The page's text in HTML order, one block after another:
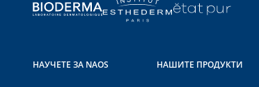
НАУЧЕТЕ ЗА NAOS НАШИТЕ ПРОДУКТИ